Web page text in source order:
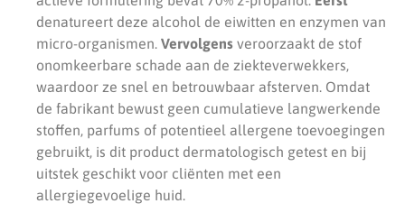
denatureert deze alcohol de eiwitten en enzymen van
micro-organismen. Vervolgens veroorzaakt de stof
onomkeerbare schade aan de ziekteverwekkers,
waardoor ze snel en betrouwbaar afsterven. Omdat
de fabrikant bewust geen cumulatieve langwerkende
stoffen, parfums of potentieel allergene toevoegingen
gebruikt, is dit product dermatologisch getest en bij
uitstek geschikt voor cliënten met een
allergiegevoelige huid.